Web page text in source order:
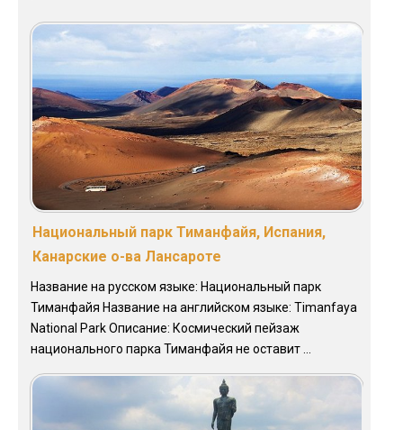
Национальный парк Тиманфайя, Испания,
Канарские о-ва Лансароте
Название на русском языке: Национальный парк
Тиманфайя Название на английском языке: Timanfaya
National Park Описание: Космический пейзаж
национального парка Тиманфайя не оставит ...